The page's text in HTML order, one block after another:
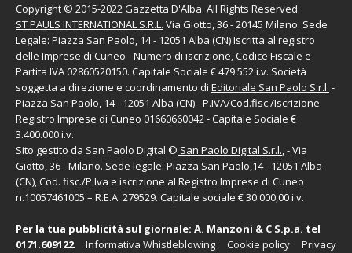
Copyright © 2015-2022 Gazzetta D'Alba. All Rights Reserved.
ST PAULS INTERNATIONAL S.R.L. Via Giotto, 36 - 20145 Milano. Sede
Legale: Piazza San Paolo, 14 - 12051 Alba (CN) Iscritta al registro
delle Imprese di Cuneo - Numero di iscrizione, Codice Fiscale e
Partita IVA 02860520150. Capitale Sociale € 479.552 i.v. Società
soggetta a direzione e coordinamento di Editoriale San Paolo S.r.l. -
Piazza San Paolo, 14 - 12051 Alba (CN) - P.IVA/Cod.fisc./Iscrizione
Registro Imprese di Cuneo 01660660042 - Capitale Sociale €
3.400.000 i.v.
Sito gestito da San Paolo Digital © San Paolo Digital S.r.l., - Via
Giotto, 36 - Milano. Sede legale: Piazza San Paolo,14 - 12051 Alba
(CN), Cod. fisc./P.Iva e iscrizione al Registro Imprese di Cuneo
n.10057461005 – R.E.A. 279529. Capitale sociale € 30.000,00 i.v.
Per la tua pubblicità sul giornale: A. Manzoni & C S.p.a. tel
0171.609122
Privacy
Cookie policy
Informativa Whistleblowing